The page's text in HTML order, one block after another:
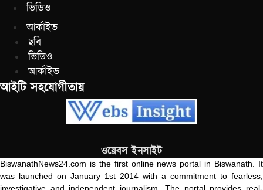
ভিডিও
আর্কাইভ
ছবি
ভিডিও
আর্কাইভ
আইটি সহযোগীতায়
ওয়েবস ইনসাইট
BiswanathNews24.com is the first online news portal in Biswanath. It
was launched on January 1st 2014 with a commitment to fearless,